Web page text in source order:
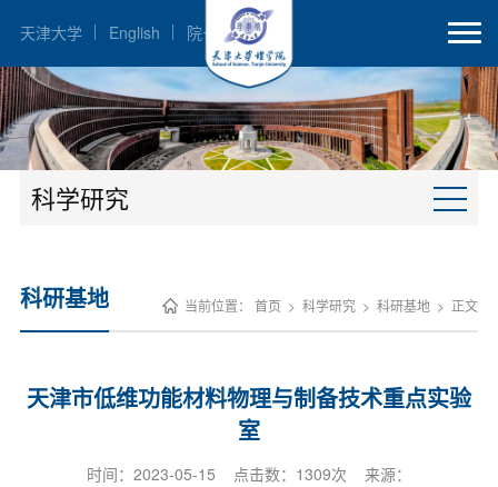
天津大学 English 院长邮箱
科学研究
当前位置：首页 >科学研究 >科研基地 > 正文
科研基地
天津市低维功能材料物理与制备技术重点实验
室
时间：2023-05-15 点击数： 1309次 来源：